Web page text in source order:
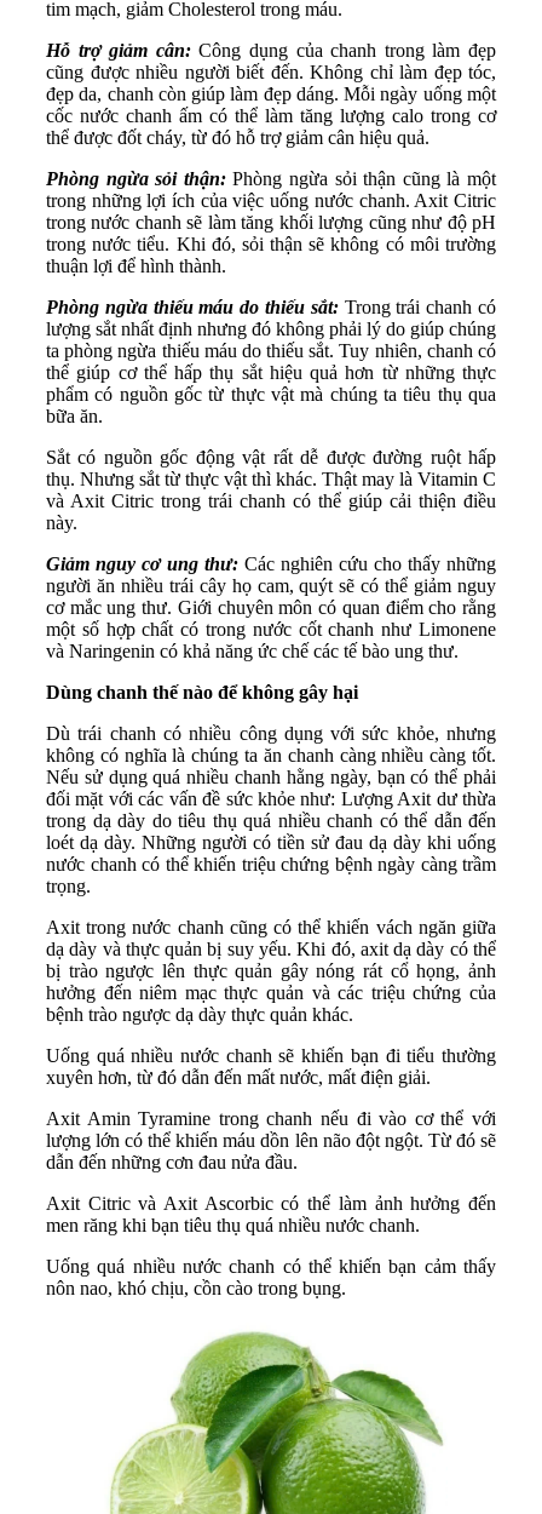
tim mạch, giảm Cholesterol trong máu.
Hỗ trợ giảm cân:Công dụng của chanh trong làm đẹp
cũng được nhiều người biết đến. Không chỉ làm đẹp tóc,
đẹp da, chanh còn giúp làm đẹp dáng. Mỗi ngày uống một
cốc nước chanh ấm có thể làm tăng lượng calo trong cơ
thể được đốt cháy, từ đó hỗ trợ giảm cân hiệu quả.
Phòng ngừa sỏi thận:Phòng ngừa sỏi thận cũng là một
trong những lợi ích của việc uống nước chanh. Axit Citric
trong nước chanh sẽ làm tăng khối lượng cũng như độ pH
trong nước tiểu. Khi đó, sỏi thận sẽ không có môi trường
thuận lợi để hình thành.
Phòng ngừa thiếu máu do thiếu sắt: Trong trái chanh có
lượng sắt nhất định nhưng đó không phải lý do giúp chúng
ta phòng ngừa thiếu máu do thiếu sắt. Tuy nhiên, chanh có
thể giúp cơ thể hấp thụ sắt hiệu quả hơn từ những thực
phẩm có nguồn gốc từ thực vật mà chúng ta tiêu thụ qua
bữa ăn.
Sắt có nguồn gốc động vật rất dễ được đường ruột hấp
thụ. Nhưng sắt từ thực vật thì khác. Thật may là Vitamin C
và Axit Citric trong trái chanh có thể giúp cải thiện điều
này.
Giảm nguy cơ ung thư: Các nghiên cứu cho thấy những
người ăn nhiều trái cây họ cam, quýt sẽ có thể giảm nguy
cơ mắc ung thư. Giới chuyên môn có quan điểm cho rằng
một số hợp chất có trong nước cốt chanh như Limonene
và Naringenin có khả năng ức chế các tế bào ung thư.
Dùng chanh thế nào để không gây hại
Dù trái chanh có nhiều công dụng với sức khỏe, nhưng
không có nghĩa là chúng ta ăn chanh càng nhiều càng tốt.
Nếu sử dụng quá nhiều chanh hằng ngày, bạn có thể phải
đối mặt với các vấn đề sức khỏe như: Lượng Axit dư thừa
trong dạ dày do tiêu thụ quá nhiều chanh có thể dẫn đến
loét dạ dày. Những người có tiền sử đau dạ dày khi uống
nước chanh có thể khiến triệu chứng bệnh ngày càng trầm
trọng.
Axit trong nước chanh cũng có thể khiến vách ngăn giữa
dạ dày và thực quản bị suy yếu. Khi đó, axit dạ dày có thể
bị trào ngược lên thực quản gây nóng rát cổ họng, ảnh
hưởng đến niêm mạc thực quản và các triệu chứng của
bệnh trào ngược dạ dày thực quản khác.
Uống quá nhiều nước chanh sẽ khiến bạn đi tiểu thường
xuyên hơn, từ đó dẫn đến mất nước, mất điện giải.
Axit Amin Tyramine trong chanh nếu đi vào cơ thể với
lượng lớn có thể khiến máu dồn lên não đột ngột. Từ đó sẽ
dẫn đến những cơn đau nửa đầu.
Axit Citric và Axit Ascorbic có thể làm ảnh hưởng đến
men răng khi bạn tiêu thụ quá nhiều nước chanh.
Uống quá nhiều nước chanh có thể khiến bạn cảm thấy
nôn nao, khó chịu, cồn cào trong bụng.